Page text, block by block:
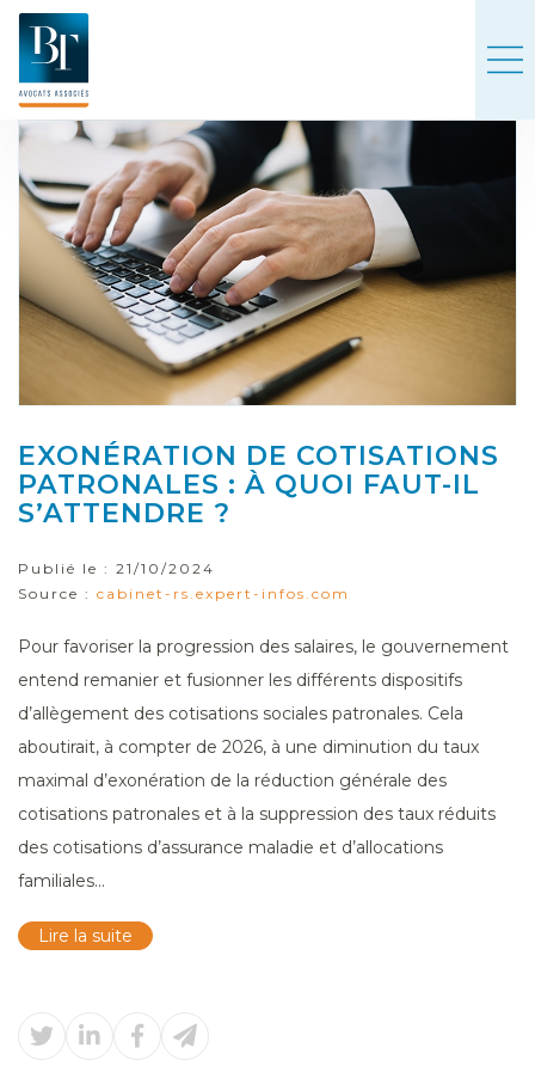
EXONÉRATION DE COTISATIONS
PATRONALES : À QUOI FAUT-IL
S’ATTENDRE ?
Publié le : 21/10/2024
Source : cabinet-rs.expert-infos.com
Pour favoriser la progression des salaires, le gouvernement
entend remanier et fusionner les différents dispositifs
d’allègement des cotisations sociales patronales. Cela
aboutirait, à compter de 2026, à une diminution du taux
maximal d’exonération de la réduction générale des
cotisations patronales et à la suppression des taux réduits
des cotisations d’assurance maladie et d’allocations
familiales...
Lire la suite